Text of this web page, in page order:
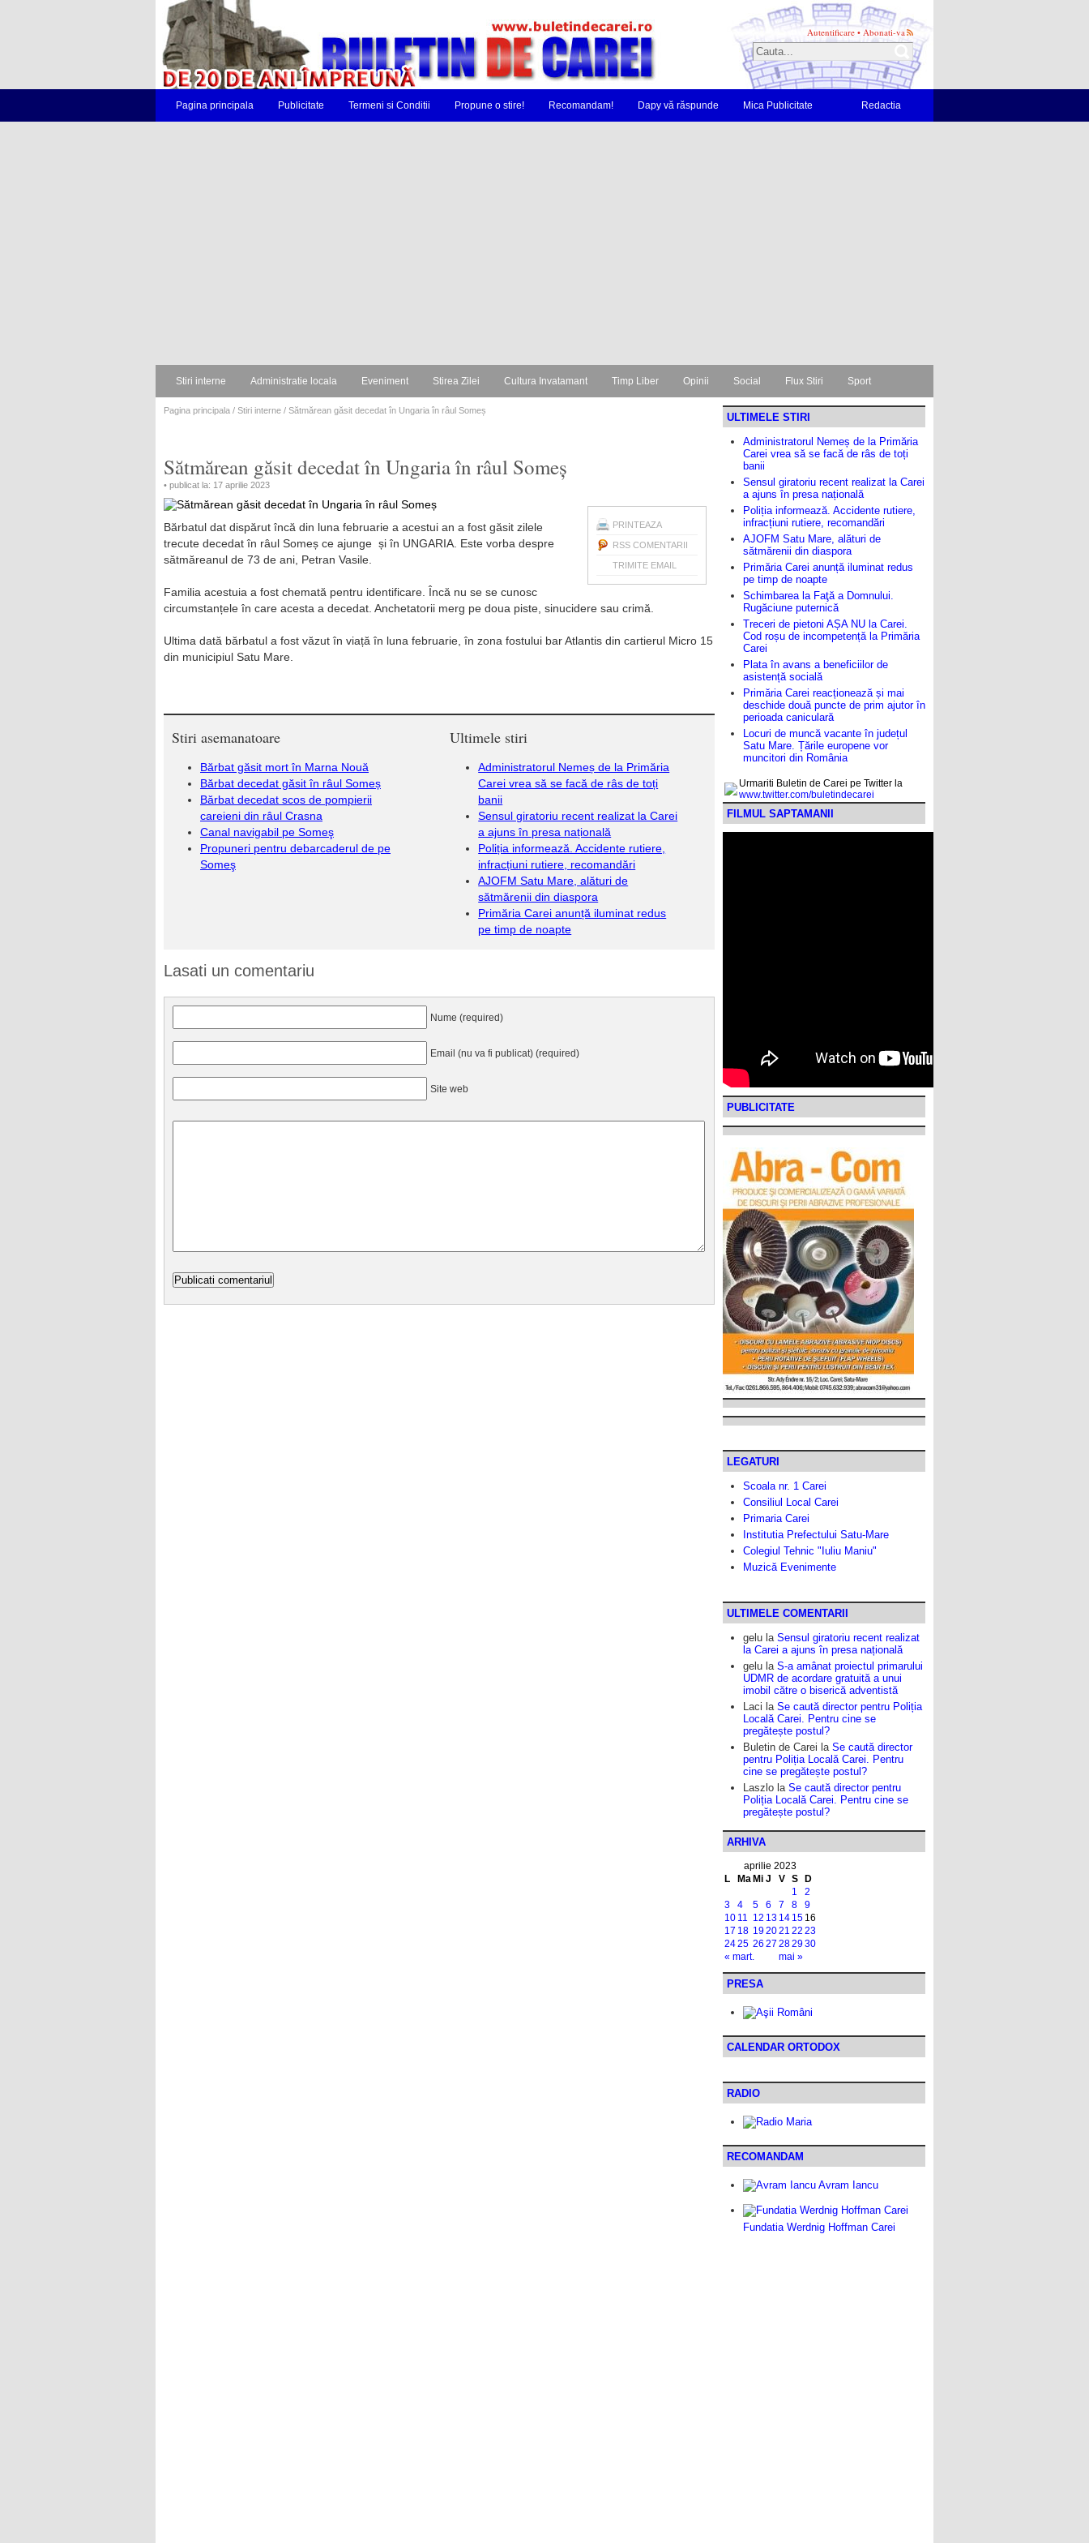
Autentificare • Abonati-va
Pagina principala Publicitate Termeni si Conditii Propune o stire! Recomandam! Dapy vă răspunde Mica Publicitate Redactia
Stiri interne Administratie locala Eveniment Stirea Zilei Cultura Invatamant Timp Liber Opinii Social Flux Stiri Sport
Pagina principala / Stiri interne / Sătmărean găsit decedat în Ungaria în râul Someș
Sătmărean găsit decedat în Ungaria în râul Someș
• publicat la: 17 aprilie 2023
PRINTEAZA
RSS COMENTARII
TRIMITE EMAIL
Bărbatul dat dispărut încă din luna februarie a acestui an a fost găsit zilele
trecute decedat în râul Someș ce ajunge și în UNGARIA. Este vorba despre
sătmăreanul de 73 de ani, Petran Vasile.
Familia acestuia a fost chemată pentru identificare. Încă nu se se cunosc
circumstanțele în care acesta a decedat. Anchetatorii merg pe doua piste, sinucidere sau crimă.
Ultima dată bărbatul a fost văzut în viață în luna februarie, în zona fostului bar Atlantis din cartierul Micro 15
din municipiul Satu Mare.
Stiri asemanatoare
Bărbat găsit mort în Marna Nouă
Bărbat decedat găsit în râul Someș
Bărbat decedat scos de pompierii
careieni din râul Crasna
Canal navigabil pe Someş
Propuneri pentru debarcaderul de pe
Someş
Ultimele stiri
Administratorul Nemeș de la Primăria
Carei vrea să se facă de râs de toți
banii
Sensul giratoriu recent realizat la Carei
a ajuns în presa națională
Poliția informează. Accidente rutiere,
infracțiuni rutiere, recomandări
AJOFM Satu Mare, alături de
sătmărenii din diaspora
Primăria Carei anunță iluminat redus
pe timp de noapte
Lasati un comentariu
Nume (required)
Email (nu va fi publicat) (required)
Site web
ULTIMELE STIRI
Administratorul Nemeș de la Primăria
Carei vrea să se facă de râs de toți
banii
Sensul giratoriu recent realizat la Carei
a ajuns în presa națională
Poliția informează. Accidente rutiere,
infracțiuni rutiere, recomandări
AJOFM Satu Mare, alături de
sătmărenii din diaspora
Primăria Carei anunță iluminat redus
pe timp de noapte
Schimbarea la Faţă a Domnului.
Rugăciune puternică
Treceri de pietoni AȘA NU la Carei.
Cod roșu de incompetență la Primăria
Carei
Plata în avans a beneficiilor de
asistență socială
Primăria Carei reacționează și mai
deschide două puncte de prim ajutor în
perioada caniculară
Locuri de muncă vacante în județul
Satu Mare. Țările europene vor
muncitori din România
Urmariti Buletin de Carei pe Twitter la
www.twitter.com/buletindecarei
FILMUL SAPTAMANII
PUBLICITATE
LEGATURI
Scoala nr. 1 Carei
Consiliul Local Carei
Primaria Carei
Institutia Prefectului Satu-Mare
Colegiul Tehnic "Iuliu Maniu"
Muzică Evenimente
ULTIMELE COMENTARII
gelu la Sensul giratoriu recent realizat
la Carei a ajuns în presa națională
gelu la S-a amânat proiectul primarului
UDMR de acordare gratuită a unui
imobil către o biserică adventistă
Laci la Se caută director pentru Poliția
Locală Carei. Pentru cine se
pregătește postul?
Buletin de Carei la Se caută director
pentru Poliția Locală Carei. Pentru
cine se pregătește postul?
Laszlo la Se caută director pentru
Poliția Locală Carei. Pentru cine se
pregătește postul?
ARHIVA
aprilie 2023
L
Ma Mi J V S D
« mart. mai »
1
2
3
4 5 6 7 8
9
10 11 12 13 14 15 16
17 18 192021 22 23
2425 26 27 282930
PRESA
CALENDAR ORTODOX
RADIO
RECOMANDAM
Avram Iancu
Fundatia Werdnig Hoffman Carei